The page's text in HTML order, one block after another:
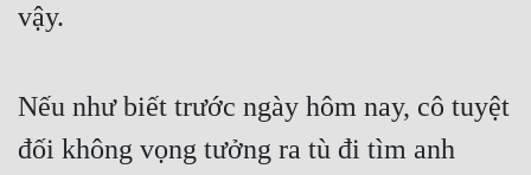
vậy.
Nếu như biết trước ngày hôm nay, cô tuyệt
đối không vọng tưởng ra tù đi tìm anh